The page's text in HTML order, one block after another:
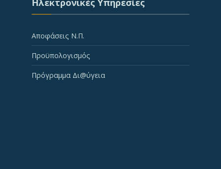
Ηλεκτρονικές Υπηρεσίες
Αποφάσεις Ν.Π.
Προϋπολογισμός
Πρόγραμμα Δι@ύγεια